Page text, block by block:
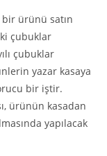
bir ürünü satın
çubuklar
çubuklar
yazar kasaya
bir iştir.
ürünün kasadan
yapılacak